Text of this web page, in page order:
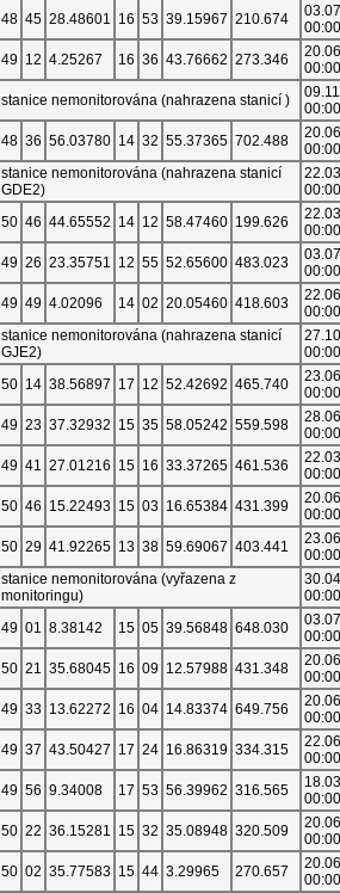
48 45 28.48601 16 53 39.15967 210.674
00:00
49 12 4.25267 16 36 43.76662 273.346
00:00
stanice nemonitorována (nahrazena stanicí )
00:00
48 36 56.03780 14 32 55.37365 702.488
00:00
stanice nemonitorována (nahrazena stanicí
GDE2)
00:00
50 46 44.65552 14 12 58.47460 199.626
00:00
49 26 23.35751 12 55 52.65600 483.023
00:00
49 49 4.02096 14 02 20.05460 418.603
00:00
stanice nemonitorována (nahrazena stanicí
GJE2)
00:00
50 14 38.56897 17 12 52.42692 465.740
00:00
49 23 37.32932 15 35 58.05242 559.598
00:00
49 41 27.01216 15 16 33.37265 461.536
00:00
50 46 15.22493 15 03 16.65384 431.399
00:00
50 29 41.92265 13 38 59.69067 403.441
00:00
stanice nemonitorována (vyřazena z
monitoringu)
00:00
49 01 8.38142 15 05 39.56848 648.030
00:00
50 21 35.68045 16 09 12.57988 431.348
00:00
49 33 13.62272 16 04 14.83374 649.756
00:00
49 37 43.50427 17 24 16.86319 334.315
00:00
49 56 9.34008 17 53 56.39962 316.565
00:00
50 22 36.15281 15 32 35.08948 320.509
00:00
50 02 35.77583 15 44 3.29965 270.657
00:00